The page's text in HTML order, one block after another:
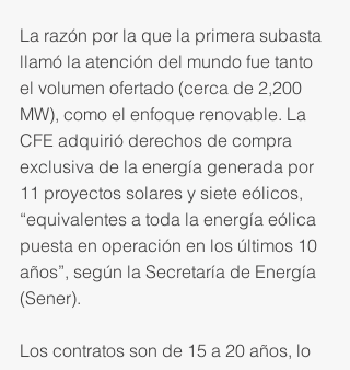
La razón por la que la pri­mera subasta
llamó la atención del mundo fue tanto
el volumen ofertado (cerca de 2,200
MW), como el enfoque renovable. La
CFE adquirió derechos de compra
exclusiva de la energía generada por
11 proyectos solares y siete eóli­cos,
“equivalentes a toda la energía eólica
puesta en operación en los últimos 10
años”, según la Secreta­ría de Energía
(Sener).
Los contratos son de 15 a 20 años, lo